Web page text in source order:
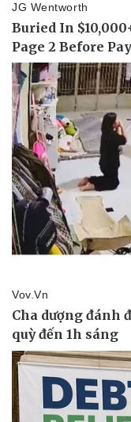
Sức khỏe
Dinh dưỡng - món ngon
Cây thuốc
Sản phụ khoa
Nhi khoa
Nam khoa
Ăn sạch sống khỏe